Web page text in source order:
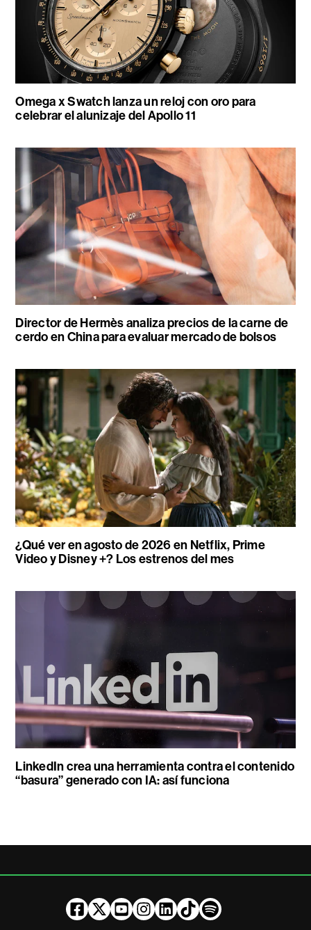
Omega x Swatch lanza un reloj con oro para
celebrar el alunizaje del Apollo 11
Director de Hermès analiza precios de la carne de
cerdo en China para evaluar mercado de bolsos
¿Qué ver en agosto de 2026 en Netflix, Prime
Video y Disney +? Los estrenos del mes
LinkedIn crea una herramienta contra el contenido
“basura” generado con IA: así funciona